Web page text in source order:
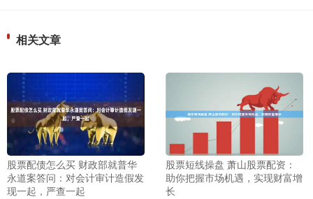
相关文章
股票配债怎么买 财政部就普华
永道案答问：对会计审计造假发
现一起，严查一起
股票短线操盘 萧山股票配资：
助你把握市场机遇，实现财富增
长